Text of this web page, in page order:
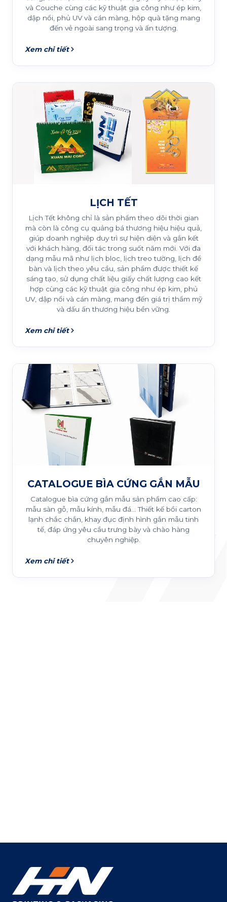
và Couche cùng các kỹ thuật gia công như ép kim,
dập nổi, phủ UV và cán màng, hộp quà tặng mang
đến vẻ ngoài sang trọng và ấn tượng.
Xem chi tiết
LỊCH TẾT
Lịch Tết không chỉ là sản phẩm theo dõi thời gian
mà còn là công cụ quảng bá thương hiệu hiệu quả,
giúp doanh nghiệp duy trì sự hiện diện và gắn kết
với khách hàng, đối tác trong suốt năm mới. Với đa
dạng mẫu mã như lịch bloc, lịch treo tường, lịch để
bàn và lịch theo yêu cầu, sản phẩm được thiết kế
sáng tạo, sử dụng chất liệu giấy chất lượng cao kết
hợp cùng các kỹ thuật gia công như ép kim, phủ
UV, dập nổi và cán màng, mang đến giá trị thẩm mỹ
và dấu ấn thương hiệu bền vững.
Xem chi tiết
CATALOGUE BÌA CỨNG GẮN MẪU
Catalogue bìa cứng gắn mẫu sản phẩm cao cấp:
mẫu sàn gỗ, mẫu kính, mẫu đá... Thiết kế bồi carton
lạnh chắc chắn, khay đục định hình gắn mẫu tinh
tế, đáp ứng yêu cầu trưng bày và chào hàng
chuyên nghiệp.
Xem chi tiết